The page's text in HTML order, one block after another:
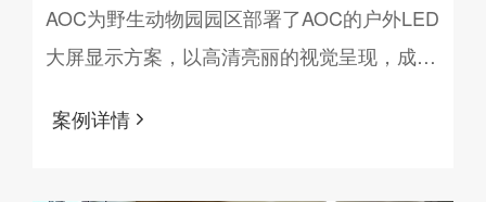
LED大屏重塑某野生动物园新体验
AOC为野生动物园园区部署了AOC的户外LED
大屏显示方案，以高清亮丽的视觉呈现，成为
体。
案例详情